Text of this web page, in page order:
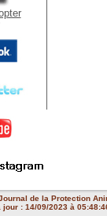
de la Protection
: 14/09/2023 à